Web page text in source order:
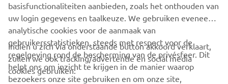
CORPORATE
basisfunctionaliteiten aanbieden, zoals het onthouden van
uw login gegevens en taalkeuze. We gebruiken eveneens
analytische cookies voor de aanmaak van
gebruikersstatistieken, steeds met respect voor de
regelgeving rond de bescherming van de privésfeer. Dit
helpt ons om inzicht te krijgen in de manier waarop
bezoekers onze site gebruiken en om onze site,
Indien u zich via onderstaande button akkoord verklaart,
zullen we ook tracking/advertentie en social media
cookies gebruiken: